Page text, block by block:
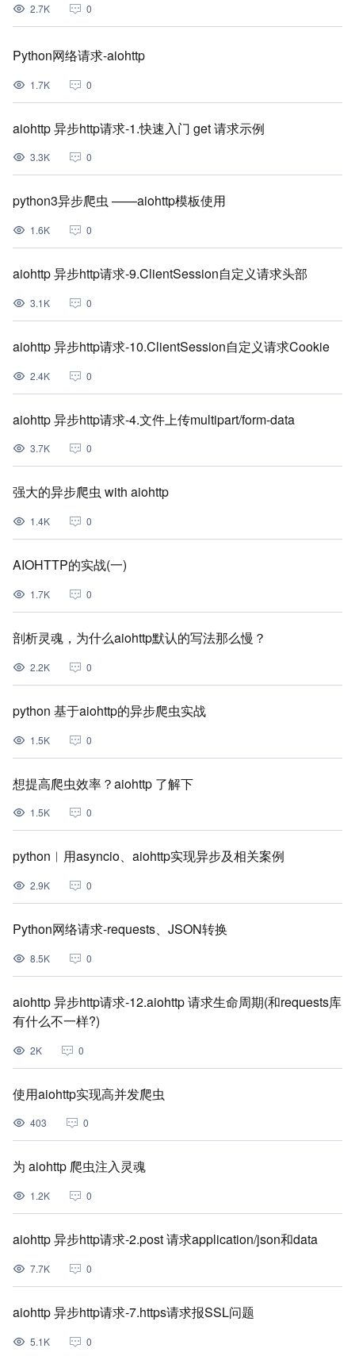
2.7K 0
Python网络请求-aiohttp
1.7K 0
aiohttp 异步http请求-1.快速入门 get 请求示例
3.3K 0
python3异步爬虫 ——aiohttp模板使用
1.6K 0
aiohttp 异步http请求-9.ClientSession自定义请求头部
3.1K 0
aiohttp 异步http请求-10.ClientSession自定义请求Cookie
2.4K 0
aiohttp 异步http请求-4.文件上传multipart/form-data
3.7K 0
强大的异步爬虫 with aiohttp
1.4K 0
AIOHTTP的实战(一)
1.7K 0
剖析灵魂，为什么aiohttp默认的写法那么慢？
2.2K 0
python 基于aiohttp的异步爬虫实战
1.5K 0
想提高爬虫效率？aiohttp 了解下
1.5K 0
python︱用asyncio、aiohttp实现异步及相关案例
2.9K 0
Python网络请求-requests、JSON转换
8.5K 0
aiohttp 异步http请求-12.aiohttp 请求生命周期(和requests库
有什么不一样?)
2K 0
使用aiohttp实现高并发爬虫
403 0
为 aiohttp 爬虫注入灵魂
1.2K 0
aiohttp 异步http请求-2.post 请求application/json和data
7.7K 0
aiohttp 异步http请求-7.https请求报SSL问题
5.1K 0